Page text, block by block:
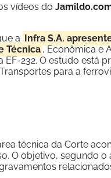
vídeos do
a Infra S.A.
Técnica, Econômica e
232. O estudo está
para a
técnica da Corte
O objetivo, segundo